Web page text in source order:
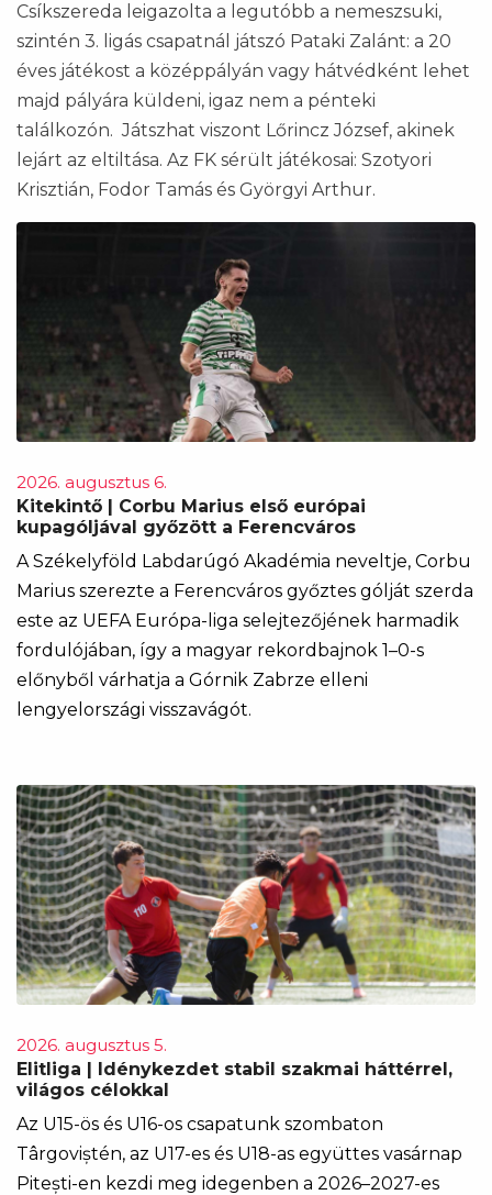
Csíkszereda leigazolta a legutóbb a nemeszsuki,
szintén 3. ligás csapatnál játszó Pataki Zalánt: a 20
éves játékost a középpályán vagy hátvédként lehet
majd pályára küldeni, igaz nem a pénteki
találkozón. Játszhat viszont Lőrincz József, akinek
lejárt az eltiltása. Az FK sérült játékosai: Szotyori
Krisztián, Fodor Tamás és Györgyi Arthur.
2026. augusztus 6.
Kitekintő | Corbu Marius első európai
kupagóljával győzött a Ferencváros
A Székelyföld Labdarúgó Akadémia neveltje, Corbu
Marius szerezte a Ferencváros győztes gólját szerda
este az UEFA Európa-liga selejtezőjének harmadik
fordulójában, így a magyar rekordbajnok 1–0-s
előnyből várhatja a Górnik Zabrze elleni
lengyelországi visszavágót.
2026. augusztus 5.
Elitliga | Idénykezdet stabil szakmai háttérrel,
világos célokkal
Az U15-ös és U16-os csapatunk szombaton
Târgoviștén, az U17-es és U18-as együttes vasárnap
Pitești-en kezdi meg idegenben a 2026–2027-es